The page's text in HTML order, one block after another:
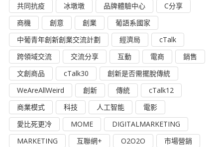
共同抗疫
冰墩墩 品牌體驗中心
C分享
商機
創意 創業
葡語系國家
中葡青年創新創業交流計劃
經濟局
cTalk
跨領域交流
交流分享 互動 電商
銷售
文創商品
cTalk30
創新是否需擺脫傳統
WeAreAllWeird
創新 傳統
cTalk12
商業模式
科技 人工智能
電影
愛比死更冷
MOME
DIGITALMARKETING
MARKETING
互聯網+ O2O2O
市場營銷